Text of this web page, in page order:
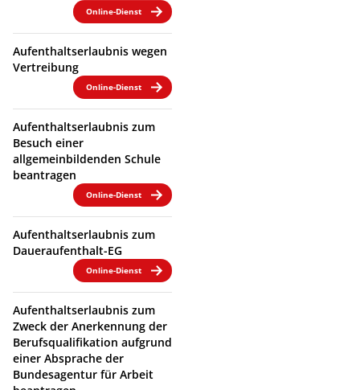
Online-Dienst
Aufenthaltserlaubnis wegen
Vertreibung
Online-Dienst
Aufenthaltserlaubnis zum
Besuch einer
allgemeinbildenden Schule
beantragen
Online-Dienst
Aufenthaltserlaubnis zum
Daueraufenthalt-EG
Online-Dienst
Aufenthaltserlaubnis zum
Zweck der Anerkennung der
Berufsqualifikation aufgrund
einer Absprache der
Bundesagentur für Arbeit